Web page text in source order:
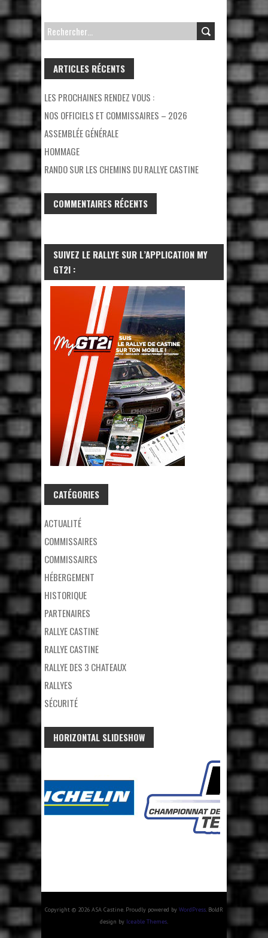
RECHERCHER :
ARTICLES RÉCENTS
LES PROCHAINES RENDEZ VOUS :
NOS OFFICIELS ET COMMISSAIRES – 2026
ASSEMBLÉE GÉNÉRALE
HOMMAGE
RANDO SUR LES CHEMINS DU RALLYE CASTINE
COMMENTAIRES RÉCENTS
SUIVEZ LE RALLYE SUR L’APPLICATION MY
GT2I :
CATÉGORIES
ACTUALITÉ
COMMISSAIRES
COMMISSAIRES
HÉBERGEMENT
HISTORIQUE
PARTENAIRES
RALLYE CASTINE
RALLYE CASTINE
RALLYE DES 3 CHATEAUX
RALLYES
SÉCURITÉ
HORIZONTAL SLIDESHOW
Copyright © 2026 ASA Castine. Proudly powered by WordPress. BoldR
design by Iceable Themes.